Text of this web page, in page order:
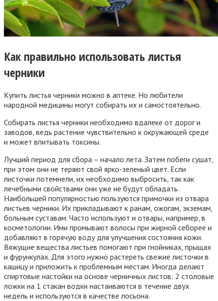
Как правильно использовать листья
черники
Купить листья черники можно в аптеке. Но любители
народной медицины могут собирать их и самостоятельно.
Собирать листья черники необходимо вдалеке от дорог и
заводов, ведь растение чувствительно к окружающей среде
и может впитывать токсины.
Лучший период для сбора – начало лета. Затем побеги сушат,
при этом они не теряют свой ярко-зеленый цвет. Если
листочки потемнели, их необходимо выбросить, так как
лечебными свойствами они уже не будут обладать.
Наибольшей популярностью пользуются примочки из отвара
листьев черники. Их прикладывают к ранам, ожогам, экземам,
больным суставам. Часто используют и отвары, например, в
косметологии. Ими промывают волосы при жирной себорее и
добавляют в горячую воду для улучшения состояния кожи.
Вяжущие вещества листьев помогают при гнойниках, прыщах
и фурункулах. Для этого нужно растереть свежие листочки в
кашицу и приложить к проблемным местам. Иногда делают
спиртовые настойки на основе черничных листов: 2 столовые
ложки на 1 стакан водки настаиваются в течение двух
недель и используются в качестве лосьона.